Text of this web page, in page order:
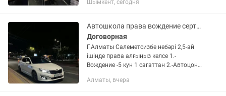
приходить. Это школа где учат и
Шымкент, сегодня
Автошкола права вождение сертификат
Договорная
Г.Алматы Салеметсизбе небәрі 2,5-ай
ішінде права алғыңыз келсе 1.-
Вождение -5 кун 1 сагаттан 2.-Автоцон
қағаз (Сертификат) барлыгы
Алматы, вчера